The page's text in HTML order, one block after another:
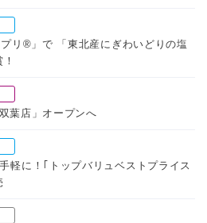
プリ®」で 「東北産にぎわいどりの塩
葉店」オープンへ
軽に！｢トップバリュベストプライス